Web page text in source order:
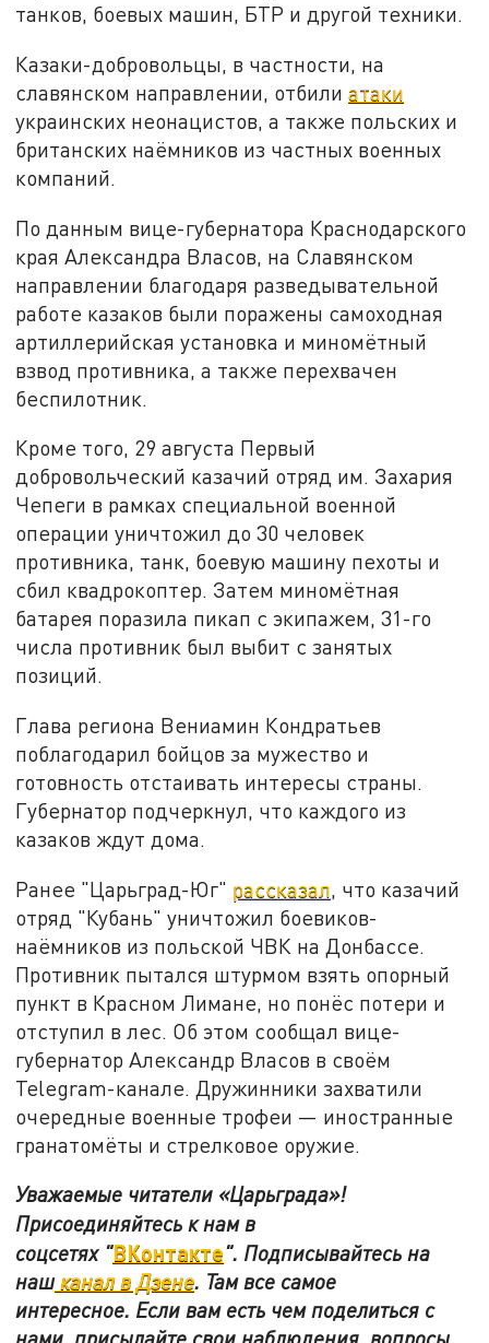
танков, боевых машин, БТР и другой техники.
Казаки-добровольцы, в частности, на
славянском направлении, отбилиатаки
украинских неонацистов, а также польских и
британских наёмников из частных военных
компаний.
По данным вице-губернатора Краснодарского
края Александра Власов, на Славянском
направлении благодаря разведывательной
работе казаков были поражены самоходная
артиллерийская установка и миномётный
взвод противника, а также перехвачен
беспилотник.
Кроме того, 29 августа Первый
добровольческий казачий отряд им. Захария
Чепеги в рамках специальной военной
операции уничтожил до 30 человек
противника, танк, боевую машину пехоты и
сбил квадрокоптер. Затем миномётная
батарея поразила пикап с экипажем, 31-го
числа противник был выбит с занятых
позиций.
Глава региона Вениамин Кондратьев
поблагодарил бойцов за мужество и
готовность отстаивать интересы страны.
Губернатор подчеркнул, что каждого из
казаков ждут дома.
Ранее "Царьград-Юг" рассказал, что казачий
отряд "Кубань" уничтожил боевиков-
наёмников из польской ЧВК на Донбассе.
Противник пытался штурмом взять опорный
пункт в Красном Лимане, но понёс потери и
отступил в лес. Об этом сообщал вице-
губернатор Александр Власов в своём
Telegram-канале. Дружинники захватили
очередные военные трофеи — иностранные
гранатомёты и стрелковое оружие.
Уважаемые читатели «Царьграда»!
Присоединяйтесь к нам в
соцсетях "ВКонтакте". Подписывайтесь на
нашканал в Дзене. Там все самое
интересное. Если вам есть чем поделиться с